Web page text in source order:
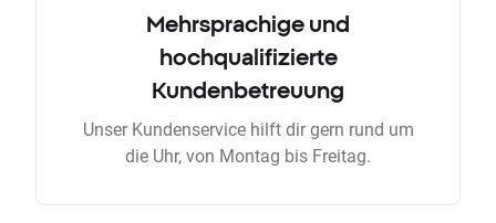
Mehrsprachige und
hochqualifizierte
Kundenbetreuung
Unser Kundenservice hilft dir gern rund um
die Uhr, von Montag bis Freitag.